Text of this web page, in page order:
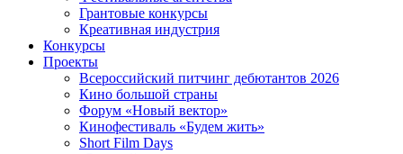
Грантовые конкурсы
Креативная индустрия
Конкурсы
Проекты
Всероссийский питчинг дебютантов 2026
Кино большой страны
Форум «Новый вектор»
Кинофестиваль «Будем жить»
Short Film Days